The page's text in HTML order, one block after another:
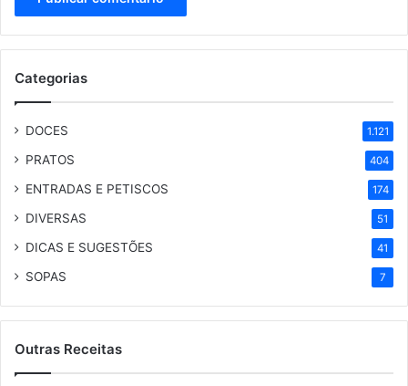
Categorias
DOCES 1.121
PRATOS 404
ENTRADAS E PETISCOS 174
DIVERSAS 51
DICAS E SUGESTÕES 41
SOPAS 7
Outras Receitas